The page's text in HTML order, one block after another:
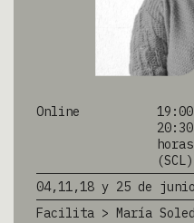
Online
20:30
horas
(SCL)
04,11,18 y 25 de junio
Facilita > María
© 2026 Corporación